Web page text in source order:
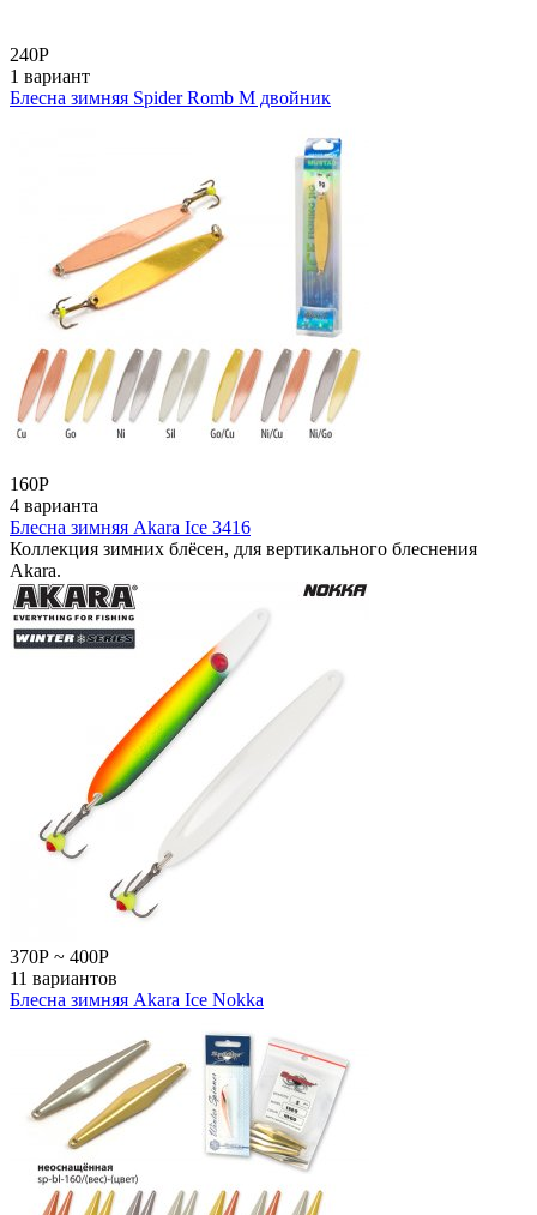
240Р
1 вариант
Блесна зимняя Spider Romb М двойник
160Р
4 варианта
Блесна зимняя Akara Ice 3416
Коллекция зимних блёсен, для вертикального блеснения
Akara.
370Р ~ 400Р
11 вариантов
Блесна зимняя Akara Ice Nokka